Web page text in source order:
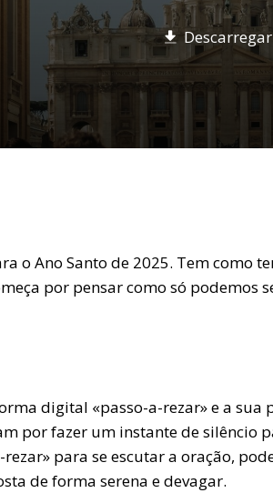
Descarregar
o Ano Santo de 2025. Tem como
por pensar como só podemos
digital «passo-a-rezar» e a
por fazer um instante de silêncio
para se escutar a oração,
de forma serena e devagar.